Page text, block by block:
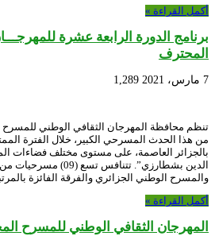
أكمل القراءة »
برنامج الدورة الرابعة عشرة
المحترف
7 مارس، 2021 1,289
تنظم محافظة المهرجان الثقافي الوطني للمسرح
بالجزائر العاصمة، على مستوى مختلف فضاءات
الدين بشطارزي”. تتنافس
والمسرح الوطني الجزائري والفرقة الفائزة
أكمل القراءة »
المهرجان الثقافي الوطني للمسرح